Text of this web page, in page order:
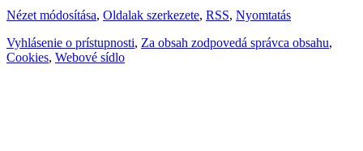
Nézet módosítása, Oldalak szerkezete, RSS, Nyomtatás
Vyhlásenie o prístupnosti, Za obsah zodpovedá správca obsahu,
Cookies, Webové sídlo